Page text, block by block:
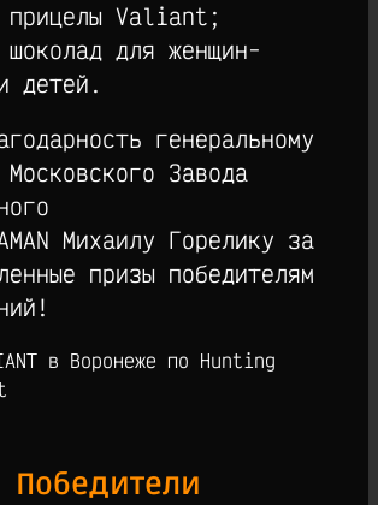
прицелы Valiant;
шоколад для женщин-
детей.
генеральному
Завода
Михаилу Горелику за
призы победителям
Победители